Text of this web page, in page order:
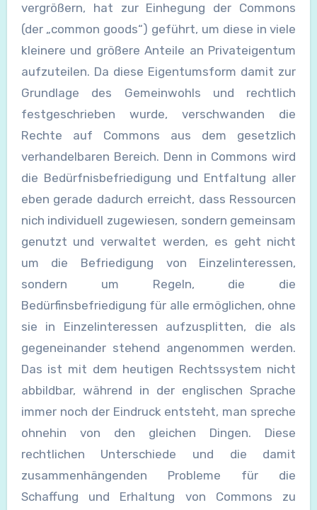
vergrößern, hat zur Einhegung der Commons
(der „common goods“) geführt, um diese in viele
kleinere und größere Anteile an Privateigentum
aufzuteilen. Da diese Eigentumsform damit zur
Grundlage des Gemeinwohls und rechtlich
festgeschrieben wurde, verschwanden die
Rechte auf Commons aus dem gesetzlich
verhandelbaren Bereich. Denn in Commons wird
die Bedürfnisbefriedigung und Entfaltung aller
eben gerade dadurch erreicht, dass Ressourcen
nich individuell zugewiesen, sondern gemeinsam
genutzt und verwaltet werden, es geht nicht
um die Befriedigung von Einzelinteressen,
sondern um Regeln, die die
Bedürfinsbefriedigung für alle ermöglichen, ohne
sie in Einzelinteressen aufzusplitten, die als
gegeneinander stehend angenommen werden.
Das ist mit dem heutigen Rechtssystem nicht
abbildbar, während in der englischen Sprache
immer noch der Eindruck entsteht, man spreche
ohnehin von den gleichen Dingen. Diese
rechtlichen Unterschiede und die damit
zusammenhängenden Probleme für die
Schaffung und Erhaltung von Commons zu